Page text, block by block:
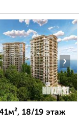
›
18/19 этаж